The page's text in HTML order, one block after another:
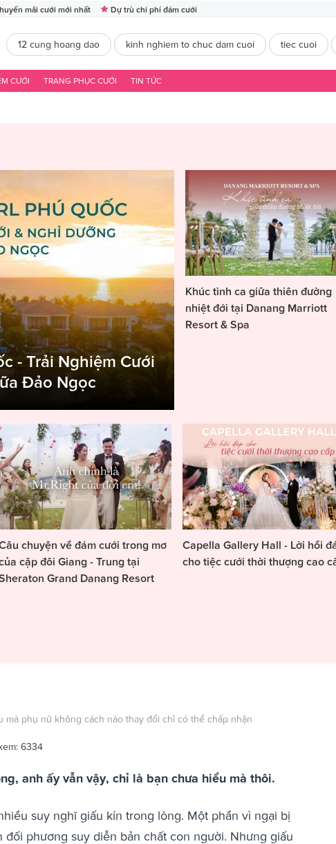
mãi cưới mới nhất Dự trù chi phí đám cưới
12 cung hoang dao kinh nghiem to chuc dam cuoi tiec cuoi
CƯỚI TRANG PHỤC CƯỚI TIN TỨC
- Trải Nghiệm Cưới
Đảo Ngọc
Khúc tình ca giữa thiên đường
nhiệt đới tại Danang Marriott
Resort & Spa
chuyện về đám cưới trong mơ
cặp đôi Giang - Trung tại
Grand Danang Resort
Capella Gallery Hall - Lời hồi
cho tiệc cưới thời thượng cao
phụ nữ không cách nào thay đổi chỉ có thể chấp nhận
6334
anh ấy vẫn vậy, chỉ là bạn chưa hiểu mà thôi.
suy nghĩ giấu kín trong lòng. Một phần vì ngại bị
phương suy diễn bản chất con người. Nhưng giấu